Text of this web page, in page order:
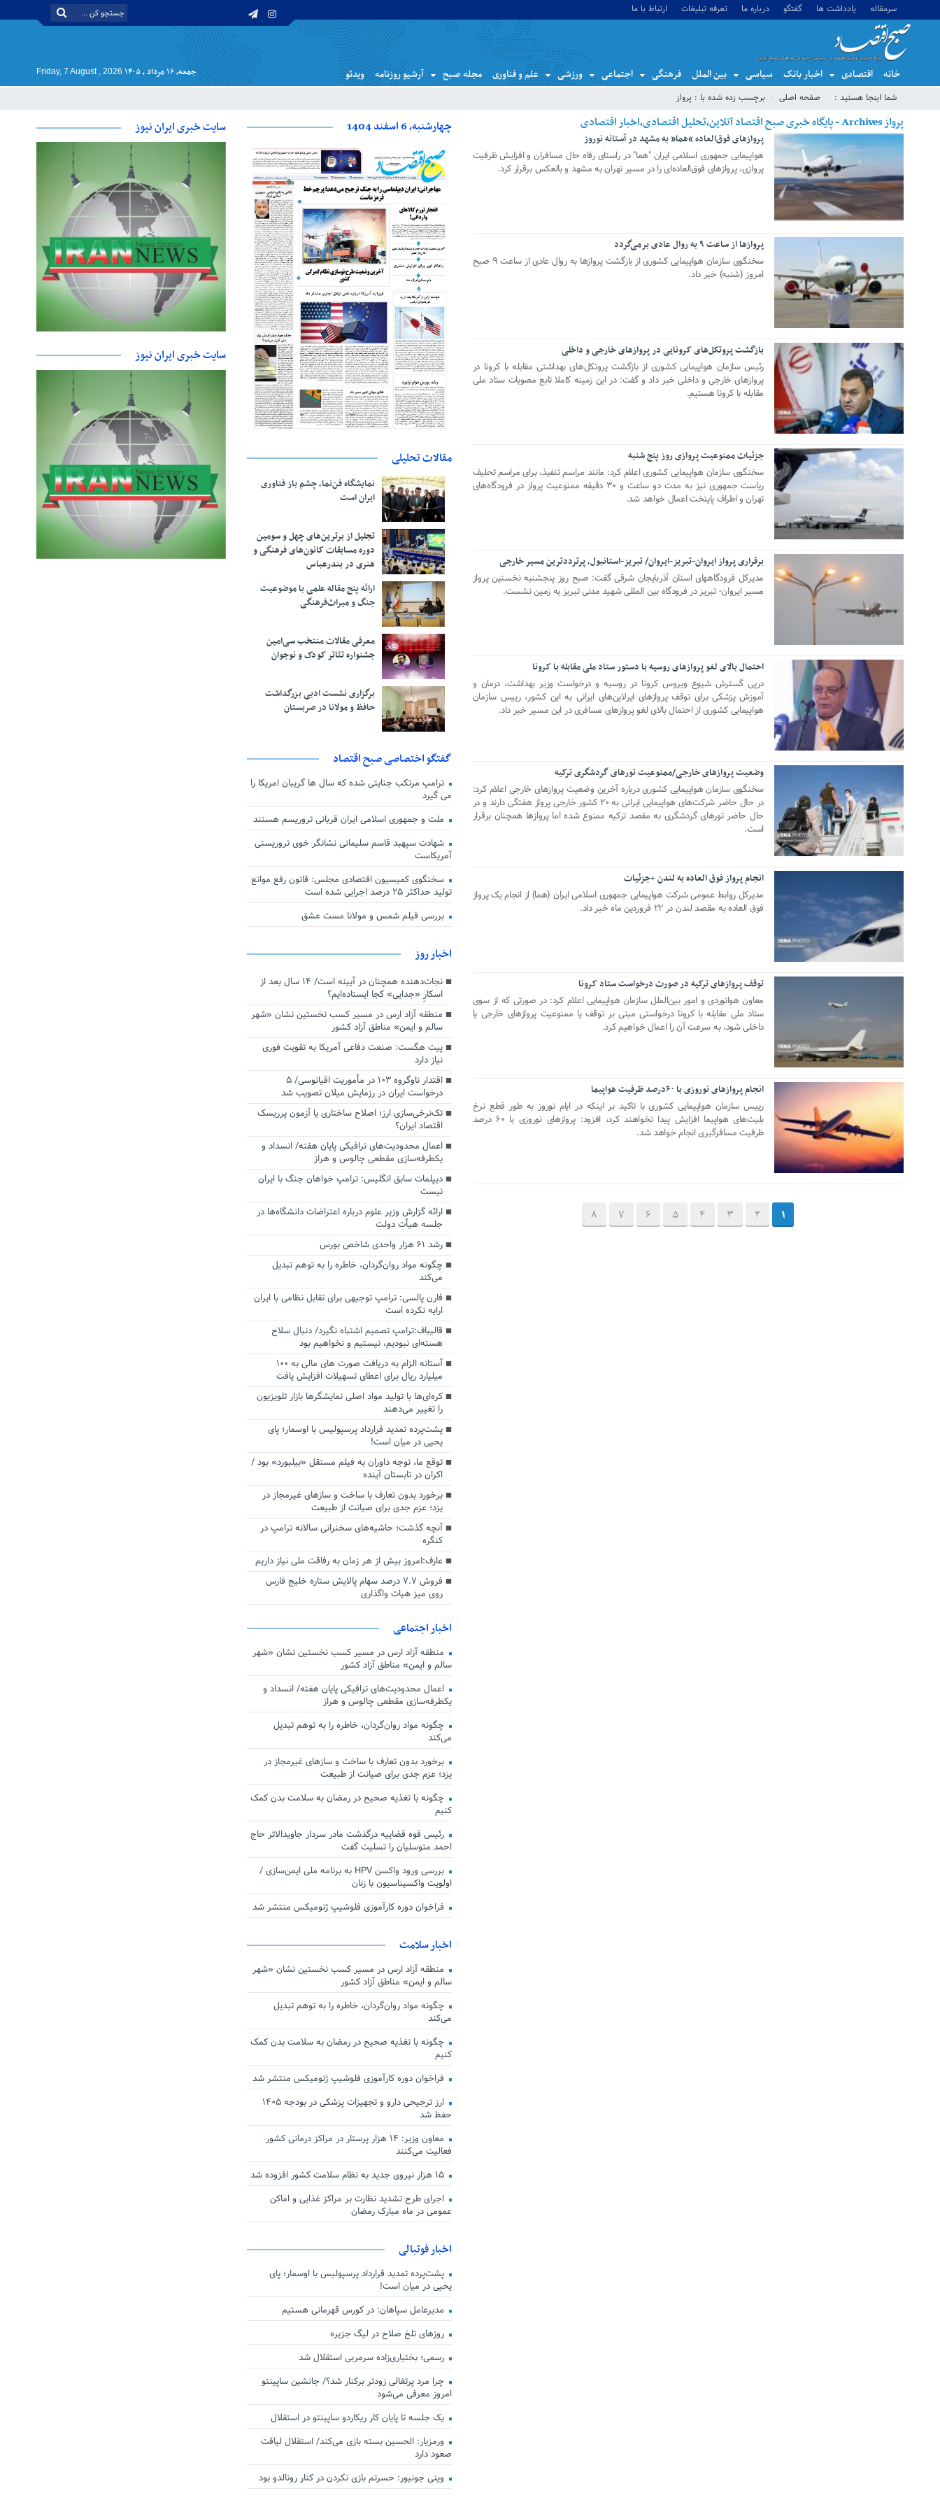
سرمقاله یادداشت ها گفتگو درباره ما تعرفه تبلیغات ارتباط با ما
خانه اقتصادی اخبار بانک سیاسی بین الملل فرهنگی اجتماعی ورزشی علم و فناوری مجله صبح آرشیو روزنامه ویدئو جمعه, ۱۶ مرداد , ۱۴۰۵ Friday, 7 August , 2026
شما اینجا هستید : صفحه اصلی برچسب زده شده با : پرواز
پرواز Archives - پایگاه خبری صبح اقتصاد آنلاین،تحلیل اقتصادی،اخبار اقتصادی
پروازهای فوق‌العاده “هما” به مشهد در آستانه نوروز
هواپیمایی جمهوری اسلامی ایران "هما" در راستای رفاه حال مسافران و افزایش ظرفیت
پروازی، پروازهای فوق‌العاده‌ای را در مسیر تهران به مشهد و بالعکس برقرار کرد.
پروازها از ساعت ۹ به روال عادی برمی‌گردد
سخنگوی سازمان هواپیمایی کشوری از بازگشت پروازها به روال عادی از ساعت ۹ صبح
امروز (شنبه) خبر داد.
بازگشت پروتکل‌های کرونایی در پروازهای خارجی و داخلی
رئیس سازمان هواپیمایی کشوری از بازگشت پروتکل‌های بهداشتی مقابله با کرونا در
پروازهای خارجی و داخلی خبر داد و گفت: در این زمینه کاملا تابع مصوبات ستاد ملی
مقابله با کرونا هستیم.
04 آگوست 2021
جزئیات ممنوعیت پروازی روز پنج شنبه
سخنگوی سازمان هواپیمایی کشوری اعلام کرد: مانند مراسم تنفیذ، برای مراسم تحلیف
ریاست جمهوری نیز به مدت دو ساعت و ۳۰ دقیقه ممنوعیت پرواز در فرودگاه‌های
تهران و اطراف پایتخت اعمال خواهد شد.
برقراری پرواز ایروان-تبریز-ایروان/ تبریز-استانبول، پرترددترین مسیر خارجی
مدیرکل فرودگاههای استان آذربایجان شرقی گفت: صبح روز پنجشنبه نخستین پرواز
مسیر ایروان- تبریز در فرودگاه بین المللی شهید مدنی تبریز به زمین نشست.
21 ژوئن 2021
احتمال بالای لغو پروازهای روسیه با دستور ستاد ملی مقابله با کرونا
درپی گسترش شیوع ویروس کرونا در روسیه و درخواست وزیر بهداشت، درمان و
آموزش پزشکی برای توقف پروازهای ایرلاین‌های ایرانی به این کشور، رییس سازمان
هواپیمایی کشوری از احتمال بالای لغو پروازهای مسافری در این مسیر خبر داد.
وضعیت پروازهای خارجی/ممنوعیت تورهای گردشگری ترکیه
سخنگوی سازمان هواپیمایی کشوری درباره آخرین وضعیت پروازهای خارجی اعلام کرد:
در حال حاضر شرکت‌های هواپیمایی ایرانی به ۲۰ کشور خارجی پرواز هفتگی دارند و در
حال حاضر تورهای گردشگری به مقصد ترکیه ممنوع شده اما پروازها همچنان برقرار
است.
انجام پرواز فوق العاده به لندن +جزئیات
مدیرکل روابط عمومی شرکت هواپیمایی جمهوری اسلامی ایران (هما) از انجام یک پرواز
فوق العاده به مقصد لندن در ۲۲ فروردین ماه خبر داد.
توقف پروازهای ترکیه در صورت درخواست ستاد کرونا
معاون هوانوردی و امور بین‌الملل سازمان هواپیمایی اعلام کرد: در صورتی که از سوی
ستاد ملی مقابله با کرونا درخواستی مبنی بر توقف یا ممنوعیت پروازهای خارجی یا
داخلی شود، به سرعت آن را اعمال خواهیم کرد.
انجام پروازهای نوروزی با ۶۰درصد ظرفیت هواپیما
رییس سازمان هواپیمایی کشوری با تاکید بر اینکه در ایام نوروز به طور قطع نرخ
بلیت‌های هواپیما افزایش پیدا نخواهند کرد، افزود: پروازهای نوروزی با ۶۰ درصد
ظرفیت مسافرگیری انجام خواهد شد.
1
2
3
4
5
6
7
8
چهارشنبه، 6 اسفند 1404
مقالات تحلیلی
نمایشگاه فن‌نما، چشم باز فناوری
ایران است
تجلیل از بر‌ترین‌های چهل و سومین
دوره مسابقات کانون‌های فرهنگی و
هنری در بندرعباس
ارائه پنج مقاله علمی با موضوعیت
جنگ و میراث‌فرهنگی
معرفی مقالات منتخب سی‌امین
جشنواره تئاتر کودک و نوجوان
برگزاری نشست ادبی بزرگداشت
حافظ و مولانا در صربستان
گفتگو اختصاصی صبح اقتصاد
ترامپ مرتکب جنایتی شده که سال ها گریبان امریکا را
می گیرد
ملت و جمهوری اسلامی ایران قربانی تروریسم هستند
شهادت سپهبد قاسم سلیمانی نشانگر خوی تروریستی
آمریکاست
سخنگوی کمیسیون اقتصادی مجلس: قانون رفع موانع
تولید حداکثر ۲۵ درصد اجرایی شده است
بررسی فیلم شمس و مولانا مست عشق
اخبار روز
نجات‌دهنده‌ همچنان در آیینه است/ ۱۴ سال بعد از
اسکارِ «جدایی» کجا ایستاده‌ایم؟
منطقه آزاد ارس در مسیر کسب نخستین نشان «شهر
سالم و ایمن» مناطق آزاد کشور
پیت هگست: صنعت دفاعی آمریکا به تقویت فوری
نیاز دارد
اقتدار ناوگروه ۱۰۳ در مأموریت‌ اقیانوسی/ ۵
درخواست ایران در رزمایش میلان تصویب شد
تک‌نرخی‌سازی ارز؛ اصلاح ساختاری یا آزمون پرریسک
اقتصاد ایران؟
اعمال محدودیت‌های ترافیکی پایان هفته/ انسداد و
یکطرفه‌سازی مقطعی چالوس و هراز
دیپلمات سابق انگلیس:‌ ترامپ خواهان جنگ با ایران
نیست
ارائه گزارش وزیر علوم درباره اعتراضات دانشگاه‌ها در
جلسه هیأت دولت
رشد ۶۱ هزار واحدی شاخص بورس
چگونه مواد روان‌گردان، خاطره را به توهم تبدیل
می‌کند
فارن پالسی: ترامپ توجیهی برای تقابل نظامی با ایران
ارایه نکرده است
قالیباف:ترامپ تصمیم اشتباه نگیرد/ دنبال سلاح
هسته‌ای نبودیم، نیستیم و نخواهیم بود
آستانه الزام به دریافت صورت های مالی به ۱۰۰
میلیارد ریال برای اعطای تسهیلات افزایش یافت
کره‌ای‌ها با تولید مواد اصلی نمایشگرها بازار تلویزیون
را تغییر می‌دهند
پشت‌پرده تمدید قرارداد پرسپولیس با اوسمار؛ پای
یحیی در میان است!
توقع ما، توجه داوران به فیلم مستقل «بیلبورد» بود /
اکران در تابستان آینده
برخورد بدون تعارف با ساخت‌ و سازهای غیرمجاز در
یزد؛ عزم جدی برای صیانت از طبیعت
آنچه گذشت؛ حاشیه‌های سخنرانی سالانه ترامپ در
کنگره
عارف:امروز بیش از هر زمان به رفاقت ملی نیاز داریم
فروش ۷.۷ درصد سهام پالایش ستاره خلیج فارس
روی میز هیات واگذاری
اخبار اجتماعی
منطقه آزاد ارس در مسیر کسب نخستین نشان «شهر
سالم و ایمن» مناطق آزاد کشور
اعمال محدودیت‌های ترافیکی پایان هفته/ انسداد و
یکطرفه‌سازی مقطعی چالوس و هراز
چگونه مواد روان‌گردان، خاطره را به توهم تبدیل
می‌کند
برخورد بدون تعارف با ساخت‌ و سازهای غیرمجاز در
یزد؛ عزم جدی برای صیانت از طبیعت
چگونه با تغذیه صحیح در رمضان به سلامت بدن کمک
کنیم
رئیس قوه قضاییه درگذشت مادر سردار جاویدالاثر حاج
احمد متوسلیان را تسلیت گفت
بررسی ورود واکسن HPV به برنامه ملی ایمن‌سازی /
اولویت واکسیناسیون با زنان
فراخوان دوره کارآموزی فلوشیپ ژنومیکس منتشر شد
اخبار سلامت
منطقه آزاد ارس در مسیر کسب نخستین نشان «شهر
سالم و ایمن» مناطق آزاد کشور
چگونه مواد روان‌گردان، خاطره را به توهم تبدیل
می‌کند
چگونه با تغذیه صحیح در رمضان به سلامت بدن کمک
کنیم
فراخوان دوره کارآموزی فلوشیپ ژنومیکس منتشر شد
ارز ترجیحی دارو و تجهیزات پزشکی در بودجه ۱۴۰۵
حفظ شد
معاون وزیر: ۱۴ هزار پرستار در مراکز درمانی کشور
فعالیت می‌کنند
۱۵ هزار نیروی جدید به نظام سلامت کشور افزوده شد
اجرای طرح تشدید نظارت بر مراکز غذایی و اماکن
عمومی در ماه مبارک رمضان
اخبار فوتبالی
پشت‌پرده تمدید قرارداد پرسپولیس با اوسمار؛ پای
یحیی در میان است!
مدیرعامل سپاهان: در کورس قهرمانی هستیم
روزهای تلخ صلاح در لیگ جزیره
رسمی؛ بختیاری‌زاده سرمربی استقلال شد
چرا مرد پرتغالی زودتر برکنار شد؟/ جانشین ساپینتو
امروز معرفی می‌شود
یک جلسه تا پایان کار ریکاردو ساپینتو در استقلال
ورمزیار: الحسین بسته بازی می‌کند/ استقلال لیاقت
صعود دارد
وینی جونیور: حسرتم بازی نکردن در کنار رونالدو بود
سایت خبری ایران نیوز
سایت خبری ایران نیوز